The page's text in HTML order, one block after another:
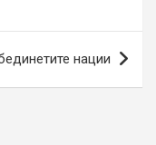
нации